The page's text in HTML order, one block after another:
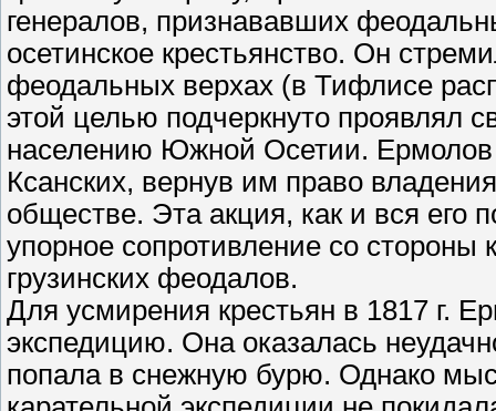
генералов, признававших
осетинское крестьянство. Он
феодальных верхах (в Тифлисе
этой целью подчеркнуто проявлял
населению Южной Осетии. Ермолов
Ксанских, вернув им право
обществе. Эта акция, как и вся его
упорное сопротивление со
грузинских феодалов.
Для усмирения крестьян в 1817 г.
экспедицию. Она оказалась
попала в снежную бурю. Однако